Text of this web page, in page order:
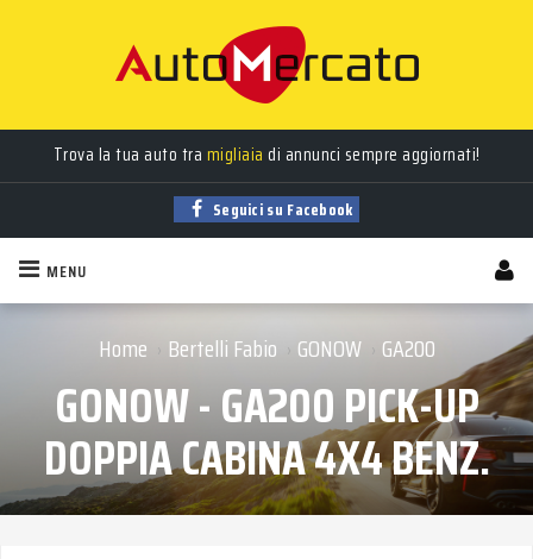
Trova la tua auto tra migliaia di annunci sempre aggiornati!
Seguici su Facebook
MENU
Home › Bertelli Fabio › GONOW › GA200
GONOW - GA200 PICK-UP
DOPPIA CABINA 4X4 BENZ.